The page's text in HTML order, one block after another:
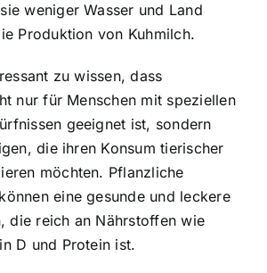
weniger Wasser und Land
Produktion von Kuhmilch.
zu wissen, dass
nur für Menschen mit speziellen
geeignet ist, sondern
die ihren Konsum tierischer
möchten. Pflanzliche
eine gesunde und leckere
die reich an Nährstoffen wie
D und Protein ist.